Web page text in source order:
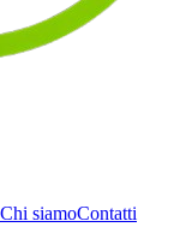
Chi siamoContatti